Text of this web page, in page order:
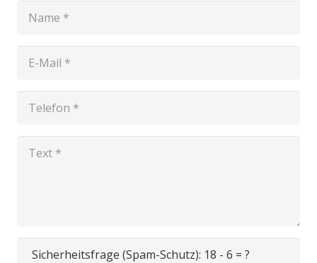
Sicherheitsfrage (Spam-Schutz): 18 - 6 = ?